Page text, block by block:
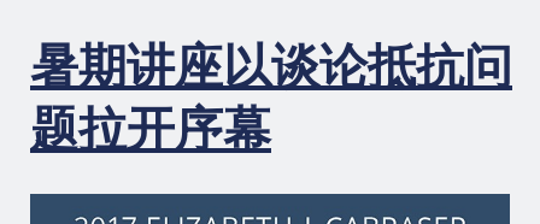
暑期讲座以谈论抵抗问
题拉开序幕